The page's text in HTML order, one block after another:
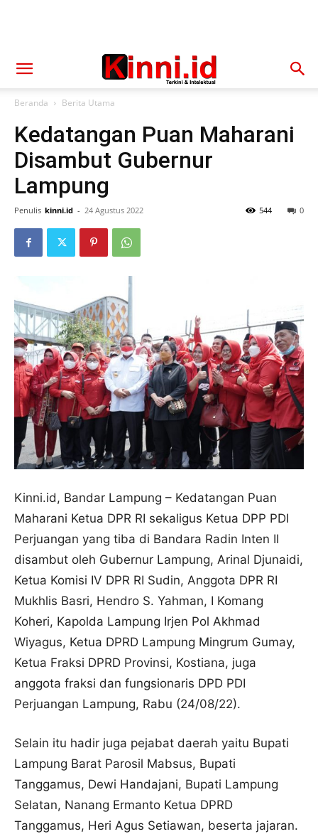
Beranda Berita Utama
Kedatangan Puan Maharani
Disambut Gubernur
Lampung
Penulis kinni.id - 24 Agustus 2022 0
544
Kinni.id, Bandar Lampung – Kedatangan Puan
Maharani Ketua DPR RI sekaligus Ketua DPP PDI
Perjuangan yang tiba di Bandara Radin Inten II
disambut oleh Gubernur Lampung, Arinal Djunaidi,
Ketua Komisi IV DPR RI Sudin, Anggota DPR RI
Mukhlis Basri, Hendro S. Yahman, I Komang
Koheri, Kapolda Lampung Irjen Pol Akhmad
Wiyagus, Ketua DPRD Lampung Mingrum Gumay,
Ketua Fraksi DPRD Provinsi, Kostiana, juga
anggota fraksi dan fungsionaris DPD PDI
Perjuangan Lampung, Rabu (24/08/22).
Selain itu hadir juga pejabat daerah yaitu Bupati
Lampung Barat Parosil Mabsus, Bupati
Tanggamus, Dewi Handajani, Bupati Lampung
Selatan, Nanang Ermanto Ketua DPRD
Tanggamus, Heri Agus Setiawan, beserta jajaran.